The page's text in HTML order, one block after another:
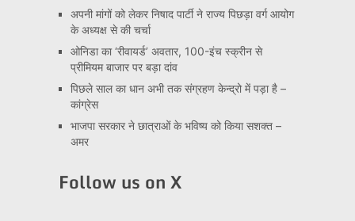
अपनी मांगों को लेकर निषाद पार्टी ने राज्य पिछड़ा वर्ग आयोग
के अध्यक्ष से की चर्चा
ओनिडा का ‘रीवायर्ड’ अवतार, 100-इंच स्क्रीन से
प्रीमियम बाजार पर बड़ा दांव
पिछले साल का धान अभी तक संग्रहण केन्द्रो में पड़ा है –
कांग्रेस
भाजपा सरकार ने छात्राओं के भविष्य को किया सशक्त –
अमर
Follow us on X